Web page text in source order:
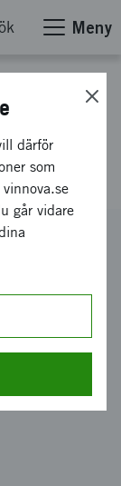
Meny
därför
som
går vidare